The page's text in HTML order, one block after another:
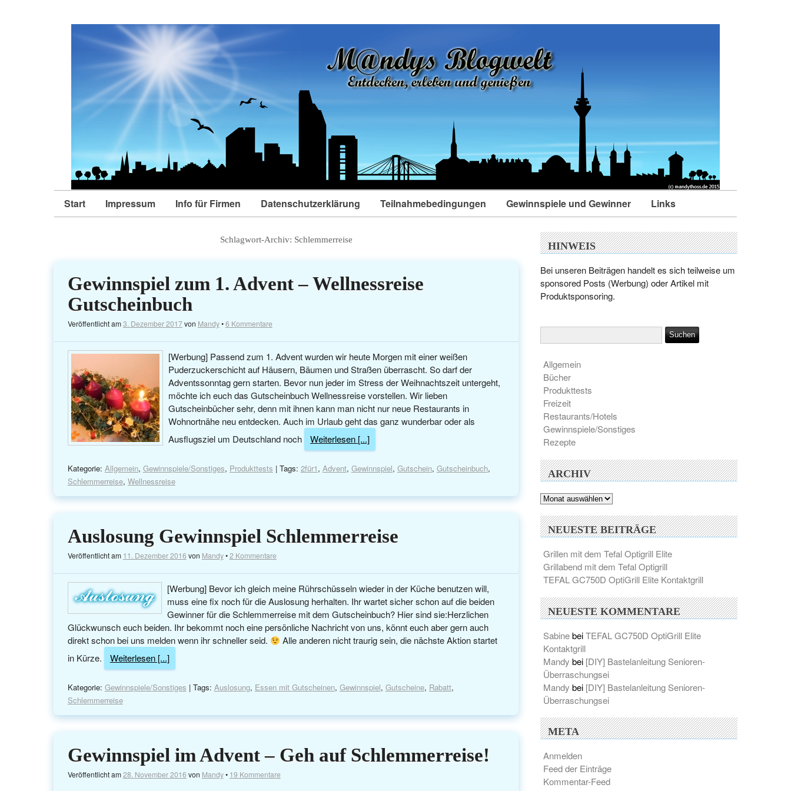
Start Impressum Info für Firmen Datenschutzerklärung Teilnahmebedingungen Gewinnspiele und Gewinner Links
Schlagwort-Archiv: Schlemmerreise
Gewinnspiel zum 1. Advent – Wellnessreise
Gutscheinbuch
Veröffentlicht am3. Dezember 2017von Mandy•6 Kommentare
[Werbung] Passend zum 1. Advent wurden wir heute Morgen mit einer weißen
Puderzuckerschicht auf Häusern, Bäumen und Straßen überrascht. So darf der
Adventssonntag gern starten. Bevor nun jeder im Stress der Weihnachtszeit untergeht,
möchte ich euch das Gutscheinbuch Wellnessreise vorstellen. Wir lieben
Gutscheinbücher sehr, denn mit ihnen kann man nicht nur neue Restaurants in
Wohnortnähe neu entdecken. Auch im Urlaub geht das ganz wunderbar oder als
Ausflugsziel um Deutschland noch
Weiterlesen [...]
Kategorie: Allgemein, Gewinnspiele/Sonstiges, Produkttests | Tags: 2für1, Advent, Gewinnspiel, Gutschein, Gutscheinbuch,
Schlemmerreise, Wellnessreise
Auslosung Gewinnspiel Schlemmerreise
Veröffentlicht am 11. Dezember 2016 von Mandy•2 Kommentare
[Werbung] Bevor ich gleich meine Rührschüsseln wieder in der Küche benutzen will,
muss eine fix noch für die Auslosung herhalten. Ihr wartet sicher schon auf die beiden
Gewinner für die Schlemmerreise mit dem Gutscheinbuch? Hier sind sie: ​​Herzlichen
Glückwunsch euch beiden. Ihr bekommt noch eine persönliche Nachricht von uns, könnt euch aber gern auch
direkt schon bei uns melden wenn ihr schneller seid.
Alle anderen nicht traurig sein, die nächste Aktion startet
in Kürze.
Weiterlesen [...]
Kategorie: Gewinnspiele/Sonstiges | Tags: Auslosung, Essen mit Gutscheinen, Gewinnspiel, Gutscheine, Rabatt,
Schlemmerreise
Gewinnspiel im Advent – Geh auf Schlemmerreise!
Veröffentlicht am28. November 2016 von Mandy• 19 Kommentare
HINWEIS
Bei unseren Beiträgen handelt es sich teilweise um
sponsored Posts (Werbung) oder Artikel mit
Produktsponsoring.
Allgemein
Bücher
Produkttests
Freizeit
Restaurants/Hotels
Gewinnspiele/Sonstiges
Rezepte
ARCHIV
Archiv
NEUESTE BEITRÄGE
Grillen mit dem Tefal Optigrill Elite
Grillabend mit dem Tefal Optigrill
TEFAL GC750D OptiGrill Elite Kontaktgrill
NEUESTE KOMMENTARE
SabinebeiTEFAL GC750D OptiGrill Elite
Kontaktgrill
Mandy bei [DIY] Bastelanleitung Senioren-
Überraschungsei
Mandy bei [DIY] Bastelanleitung Senioren-
Überraschungsei
META
Anmelden
Feed der Einträge
Kommentar-Feed